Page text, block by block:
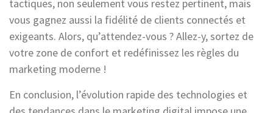
tactiques, non seulement vous restez pertinent, mais
vous gagnez aussi la fidélité de clients connectés et
exigeants. Alors, qu’attendez-vous ? Allez-y, sortez de
votre zone de confort et redéfinissez les règles du
marketing moderne !
En conclusion, l’évolution rapide des technologies et